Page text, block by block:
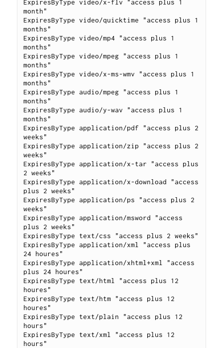
ExpiresByType video/x-flv "access plus 1
month"
ExpiresByType video/quicktime "access plus 1
months"
ExpiresByType video/mp4 "access plus 1
months"
ExpiresByType video/mpeg "access plus 1
months"
ExpiresByType video/x-ms-wmv "access plus 1
months"
ExpiresByType audio/mpeg "access plus 1
months"
ExpiresByType audio/y-wav "access plus 1
months"
ExpiresByType application/pdf "access plus 2
weeks"
ExpiresByType application/zip "access plus 2
weeks"
ExpiresByType application/x-tar "access plus
2 weeks"
ExpiresByType application/x-download "access
plus 2 weeks"
ExpiresByType application/ps "access plus 2
weeks"
ExpiresByType application/msword "access
plus 2 weeks"
ExpiresByType text/css "access plus 2 weeks"
ExpiresByType application/xml "access plus
24 houres"
ExpiresByType application/xhtml+xml "access
plus 24 houres"
ExpiresByType text/html "access plus 12
houres"
ExpiresByType text/htm "access plus 12
houres"
ExpiresByType text/plain "access plus 12
hours"
ExpiresByType text/xml "access plus 12
hours"